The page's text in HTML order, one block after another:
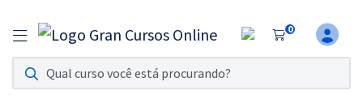
0
Assinatura Ilimitada 11
Acesso a todos os cursos. Teste grátis por 7 dias!